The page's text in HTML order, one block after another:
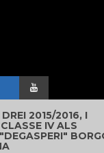
2015/2016, I
IV ALS